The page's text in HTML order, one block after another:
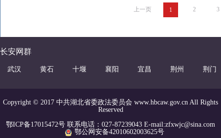
上一页 1 2 3
长安网群
武汉 黄石 十堰 襄阳 宜昌 荆州 荆门
Copyright © 2017 中共湖北省委政法委员会 www.hbcaw.gov.cn All Rights
Reserved
鄂ICP备17015472号 联系电话：027-87239043 E-mail:zfxwjc@sina.com
鄂公网安备42010602003625号